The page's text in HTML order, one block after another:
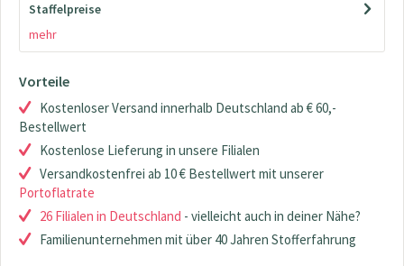
Staffelpreise
mehr
Vorteile
Kostenloser Versand innerhalb Deutschland ab € 60,-
Bestellwert
Kostenlose Lieferung in unsere Filialen
Versandkostenfrei ab 10 € Bestellwert mit unserer
Portoflatrate
26 Filialen in Deutschland - vielleicht auch in deiner Nähe?
Familienunternehmen mit über 40 Jahren Stofferfahrung